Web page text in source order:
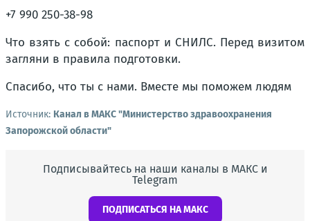
+7 990 250-38-98
Что взять с собой: паспорт и СНИЛС. Перед визитом
загляни в правила подготовки.
Спасибо, что ты с нами. Вместе мы поможем людям
Источник: Канал в МАКС "Министерство здравоохранения
Запорожской области"
Подписывайтесь на наши каналы в МАКС и
Telegram
ПОДПИСАТЬСЯ НА МАКС